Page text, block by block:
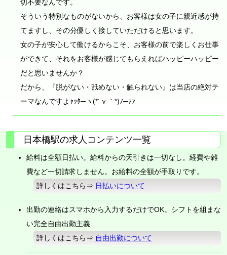
切不要なんです。
そういう特別なものがないから、お客様は女の子に親近感が持
てますし、その分優しく接していただけると思います。
女の子が安心して働けるからこそ、お客様の前で楽しくお仕事
ができて、それをお客様が感じてもらえればハッピーハッピー
だと思いませんか？
だから、『脱がない・舐めない・触られない』は当店の絶対テ
ーマなんですよｬｯﾀ─ヽ(*´ｖ｀*)ﾉ─ｧｧ
日本橋駅の求人コンテンツ一覧
給料は全額日払い。給料からの天引きは一切なし。経費や雑
費など一切請求しません。お給料の全額が手取りです。
詳しくはこちら⇒ 日払いについて
出勤の連絡はスマホから入力するだけでOK。シフトを組まな
い完全自由出勤主義
詳しくはこちら⇒ 自由出勤について